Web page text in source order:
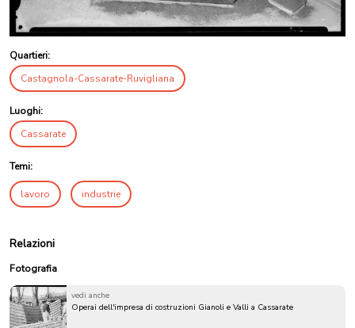
Quartieri:
Castagnola-Cassarate-Ruvigliana
Luoghi:
Cassarate
Temi:
lavoro industrie
Relazioni
Fotografia
vedi anche
Operai dell'impresa di costruzioni Gianoli e Valli a Cassarate